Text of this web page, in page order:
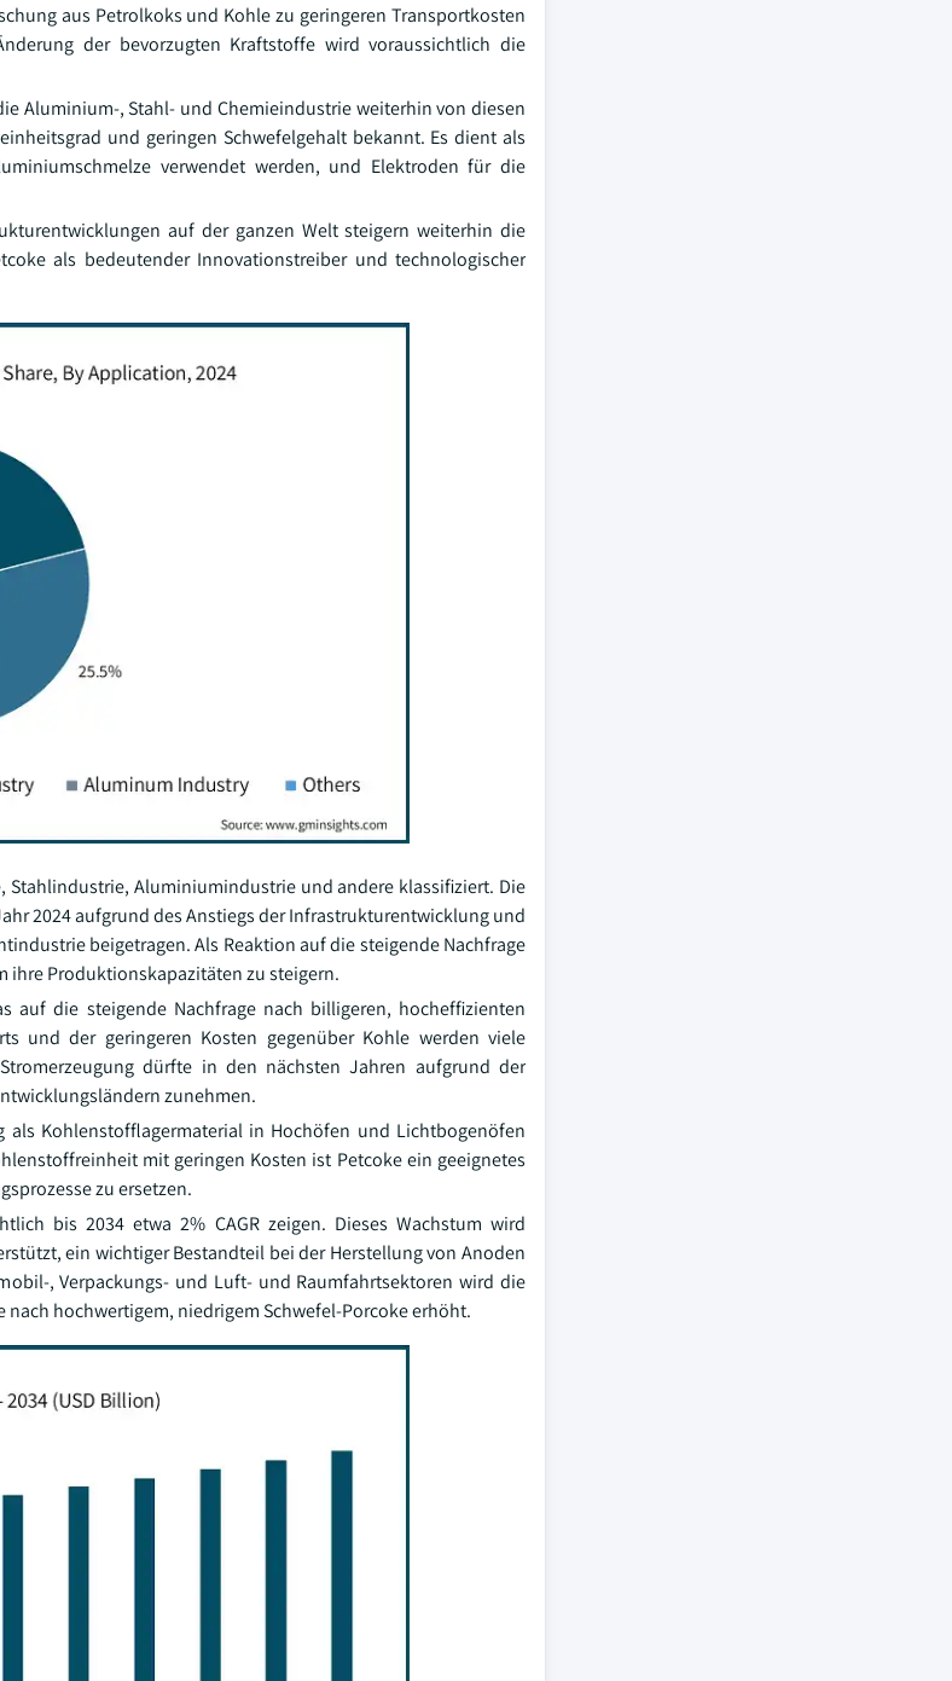
aus Petrolkoks und Kohle zu geringeren Transportkosten
der bevorzugten Kraftstoffe wird voraussichtlich die
Aluminium-, Stahl- und Chemieindustrie weiterhin von diesen
und geringen Schwefelgehalt bekannt. Es dient als
verwendet werden, und Elektroden für die
auf der ganzen Welt steigern weiterhin die
als bedeutender Innovationstreiber und technologischer
Stahlindustrie, Aluminiumindustrie und andere klassifiziert. Die
2024 aufgrund des Anstiegs der Infrastrukturentwicklung und
beigetragen. Als Reaktion auf die steigende Nachfrage
ihre Produktionskapazitäten zu steigern.
auf die steigende Nachfrage nach billigeren, hocheffizienten
und der geringeren Kosten gegenüber Kohle werden viele
dürfte in den nächsten Jahren aufgrund der
zunehmen.
Kohlenstofflagermaterial in Hochöfen und Lichtbogenöfen
mit geringen Kosten ist Petcoke ein geeignetes
zu ersetzen.
bis 2034 etwa 2% CAGR zeigen. Dieses Wachstum wird
ein wichtiger Bestandteil bei der Herstellung von Anoden
, Verpackungs- und Luft- und Raumfahrtsektoren wird die
hochwertigem, niedrigem Schwefel-Porcoke erhöht.